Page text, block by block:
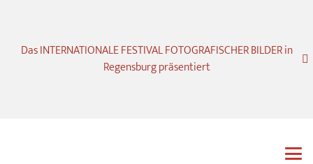
Das INTERNATIONALE FESTIVAL FOTOGRAFISCHER BILDER in
Regensburg präsentiert